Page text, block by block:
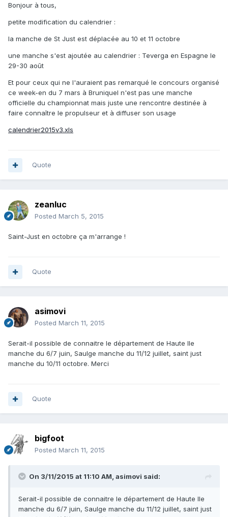
Bonjour à tous,
petite modification du calendrier :
la manche de St Just est déplacée au 10 et 11 octobre
une manche s'est ajoutée au calendrier : Teverga en Espagne le
29-30 août
Et pour ceux qui ne l'auraient pas remarqué le concours organisé
ce week-en du 7 mars à Bruniquel n'est pas une manche
officielle du championnat mais juste une rencontre destinée à
faire connaître le propulseur et à diffuser son usage
calendrier2015v3.xls
Quote
zeanluc
Posted March 5, 2015
Saint-Just en octobre ça m'arrange !
Quote
asimovi
Posted March 11, 2015
Serait-il possible de connaitre le département de Haute Ile
manche du 6/7 juin, Saulge manche du 11/12 juillet, saint just
manche du 10/11 octobre. Merci
Quote
bigfoot
Posted March 11, 2015
On 3/11/2015 at 11:10 AM, asimovi said:
Serait-il possible de connaitre le département de Haute Ile
manche du 6/7 juin, Saulge manche du 11/12 juillet, saint just